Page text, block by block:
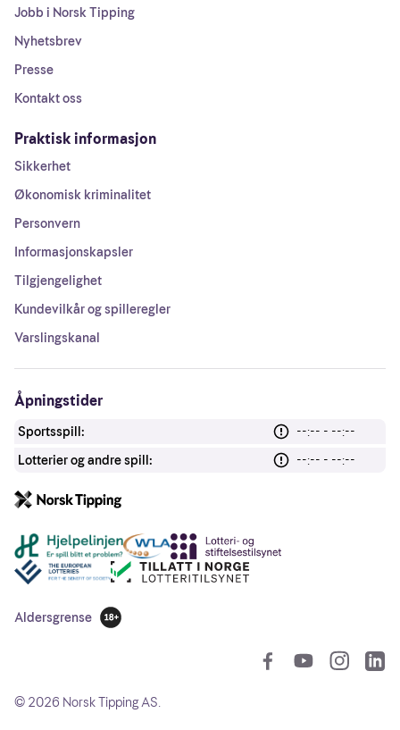
Jobb i Norsk Tipping
Nyhetsbrev
Presse
Kontakt oss
Praktisk informasjon
Sikkerhet
Økonomisk kriminalitet
Personvern
Informasjonskapsler
Tilgjengelighet
Kundevilkår og spilleregler
Varslingskanal
Åpningstider
Sportsspill:
--:-- - --:--
Lotterier og andre spill:
--:-- - --:--
Andre lenker
Aldersgrense
18 år
© 2026 Norsk Tipping AS.